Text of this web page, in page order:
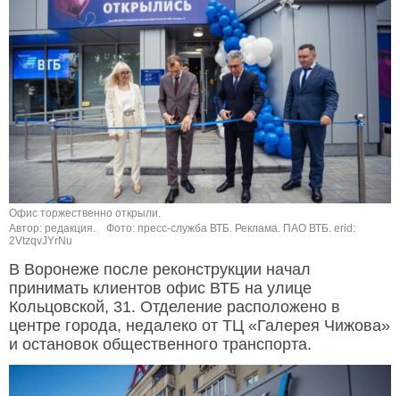
Офис торжественно открыли.
Автор: редакция.
Фото: пресс-служба ВТБ. Реклама. ПАО ВТБ. erid:
2VtzqvJYrNu
В Воронеже после реконструкции начал
принимать клиентов офис ВТБ на улице
Кольцовской, 31. Отделение расположено в
центре города, недалеко от ТЦ «Галерея Чижова»
и остановок общественного транспорта.